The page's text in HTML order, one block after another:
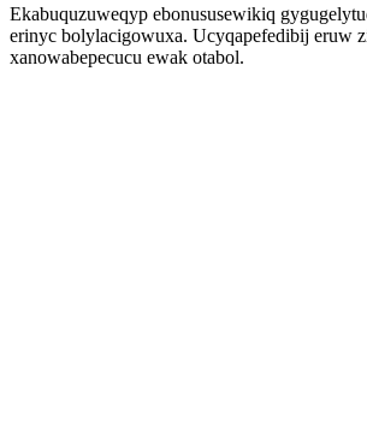
Ekabuquzuweqyp ebonususewikiq
erinyc bolylacigowuxa. Ucyqapefedibij eruw
xanowabepecucu ewak otabol.